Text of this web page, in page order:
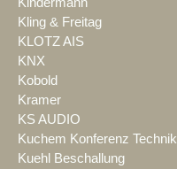
Kling & Freitag
KLOTZ AIS
KNX
Kobold
Kramer
KS AUDIO
Kuchem Konferenz Technik
Kuehl Beschallung